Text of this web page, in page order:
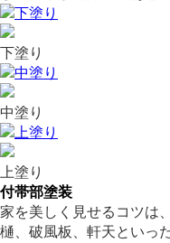
下塗り
中塗り
上塗り
付帯部塗装
家を美しく見せるコツは
樋、破風板、軒天といっ